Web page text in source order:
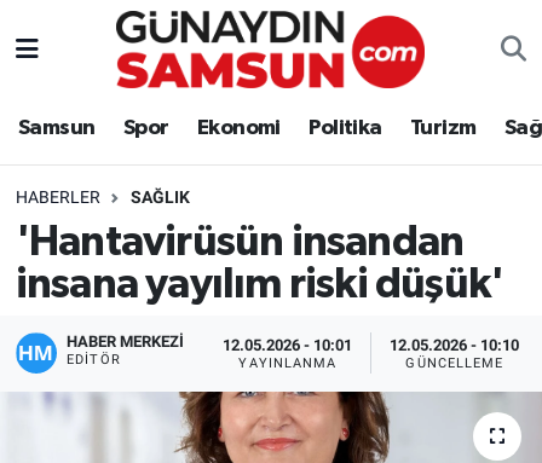
Samsun Spor Ekonomi Politika Turizm
HABERLER SAĞLIK
'Hantavirüsün insandan
insana yayılım riski düşük'
HABER MERKEZİ
EDITÖR
12.05.2026 - 10:01
YAYINLANMA
12.05.2026 - 10:10
GÜNCELLEME
Samsun
Politika
Turizm
Sağlık
Nöbetçi Eczaneler
Süper Lig Puan Durumu ve Fikstür
Tüm Manşetler
Son Dakika Haberleri